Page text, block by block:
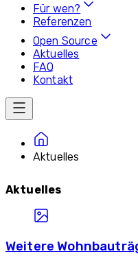
Für wen?
Referenzen
Open Source
Aktuelles
FAQ
Kontakt
Aktuelles
Aktuelles
Weitere